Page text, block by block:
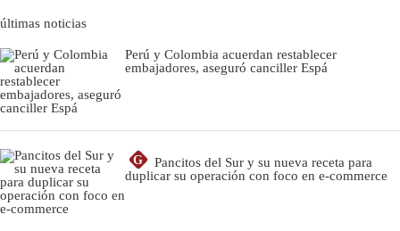
últimas noticias
Perú y Colombia acuerdan restablecer
embajadores, aseguró canciller Espá
G
Pancitos del Sur y su nueva receta para
duplicar su operación con foco en e-commerce